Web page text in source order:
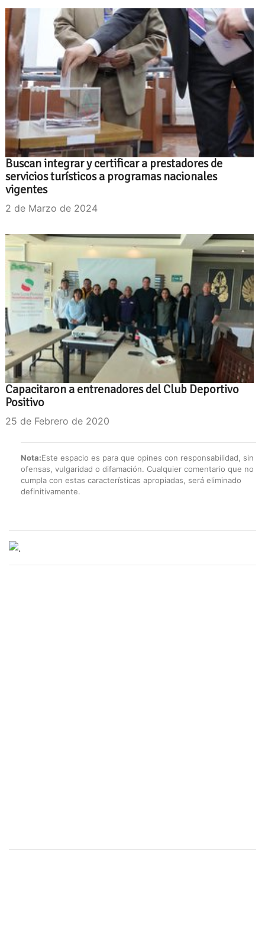
Buscan integrar y certificar a prestadores de
servicios turísticos a programas nacionales
vigentes
2 de Marzo de 2024
Capacitaron a entrenadores del Club Deportivo
Positivo
25 de Febrero de 2020
Nota:Este espacio es para que opines con responsabilidad, sin
ofensas, vulgaridad o difamación. Cualquier comentario que no
cumpla con estas características apropiadas, será eliminado
definitivamente.